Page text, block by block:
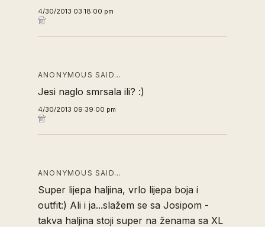
4/30/2013 03:18:00 pm
ANONYMOUS SAID…
Jesi naglo smrsala ili? :)
4/30/2013 09:39:00 pm
ANONYMOUS SAID…
Super lijepa haljina, vrlo lijepa boja i
outfit:) Ali i ja...slažem se sa Josipom -
takva haljina stoji super na ženama sa XL